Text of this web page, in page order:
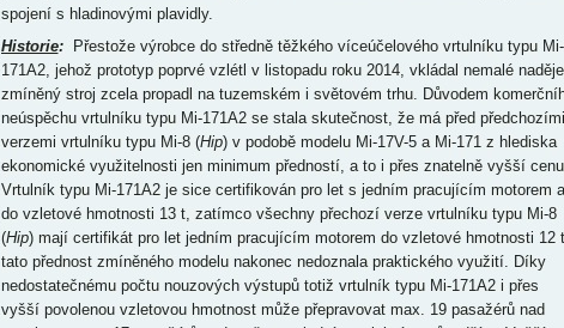
spojení s hladinovými plavidly.
Historie:Přestože výrobce do středně těžkého víceúčelového vrtulníku typu Mi-
171A2, jehož prototyp poprvé vzlétl v listopadu roku 2014, vkládal nemalé
zmíněný stroj zcela propadl na tuzemském i světovém trhu. Důvodem
neúspěchu vrtulníku typu Mi-171A2 se stala skutečnost, že má před předchozími
verzemi vrtulníku typu Mi-8 (Hip) v podobě modelu Mi-17V-5 a Mi-171 z hlediska
ekonomické využitelnosti jen minimum předností, a to i přes znatelně vyšší
Vrtulník typu Mi-171A2 je sice certifikován pro let s jedním pracujícím motorem
do vzletové hmotnosti 13 t, zatímco všechny přechozí verze vrtulníku typu Mi-8
(Hip) mají certifikát pro let jedním pracujícím motorem do vzletové hmotnosti 12
tato přednost zmíněného modelu nakonec nedoznala praktického využití. Díky
nedostatečnému počtu nouzových výstupů totiž vrtulník typu Mi-171A2 i přes
vyšší povolenou vzletovou hmotnost může přepravovat max. 19 pasažérů nad